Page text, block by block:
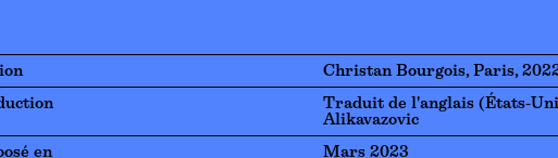
Christan Bourgois, Paris,
Traduit de l'anglais (États-
Alikavazovic
en Mars 2023